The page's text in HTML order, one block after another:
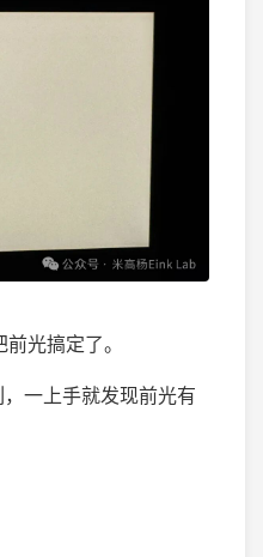
光搞定了。
一上手就发现前光有